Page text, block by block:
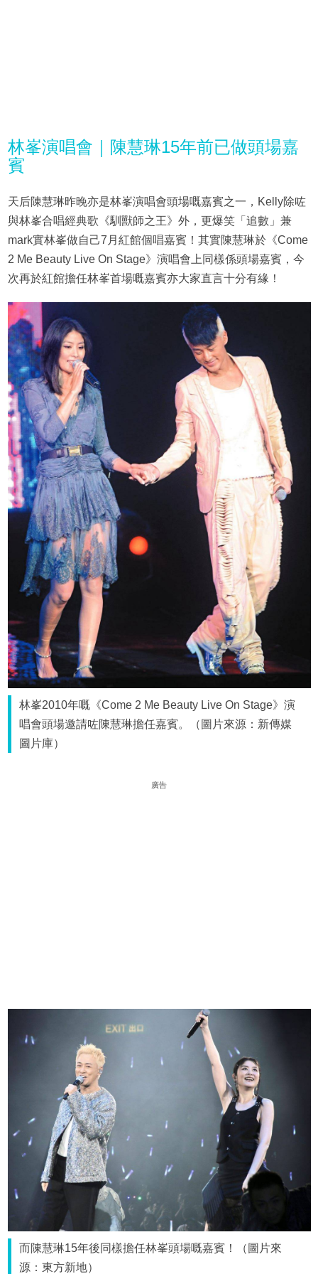
林峯演唱會｜陳慧琳15年前已做頭場嘉
賓
天后陳慧琳昨晚亦是林峯演唱會頭場嘅嘉賓之一，Kelly除咗
與林峯合唱經典歌《馴獸師之王》外，更爆笑「追數」兼
mark實林峯做自己7月紅館個唱嘉賓！其實陳慧琳於《Come
2 Me Beauty Live On Stage》演唱會上同樣係頭場嘉賓，今
次再於紅館擔任林峯首場嘅嘉賓亦大家直言十分有緣！
林峯2010年嘅《Come 2 Me Beauty Live On Stage》演
唱會頭場邀請咗陳慧琳擔任嘉賓。（圖片來源：新傳媒
圖片庫）
廣告
而陳慧琳15年後同樣擔任林峯頭場嘅嘉賓！（圖片來
源：東方新地）